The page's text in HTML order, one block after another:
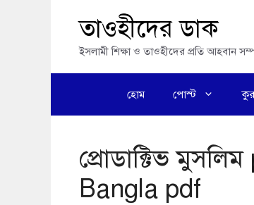
তাওহীদের ডাক
ইসলামী শিক্ষা ও তাওহীদের প্রতি আহবান
হোম পোস্ট
প্রোডাক্টিভ
Bangla pdf